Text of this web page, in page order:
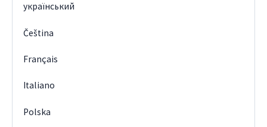
український
Čeština
Français
Italiano
Polska